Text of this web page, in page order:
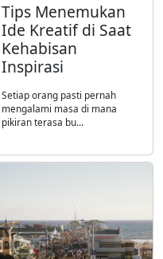
Tips Menemukan
Ide Kreatif di Saat
Kehabisan
Inspirasi
Setiap orang pasti pernah
mengalami masa di mana
pikiran terasa bu...